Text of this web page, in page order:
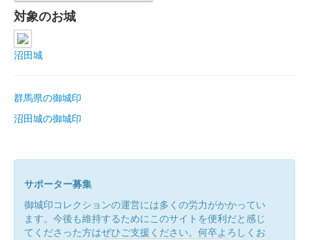
対象のお城
沼田城
群馬県の御城印
沼田城の御城印
サポーター募集
御城印コレクションの運営には多くの労力がかかってい
ます。今後も維持するためにこのサイトを便利だと感じ
てくださった方はぜひご支援ください。何卒よろしくお